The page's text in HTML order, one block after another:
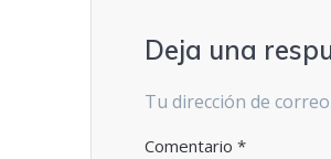
Deja una
Tu dirección de
Comentario*